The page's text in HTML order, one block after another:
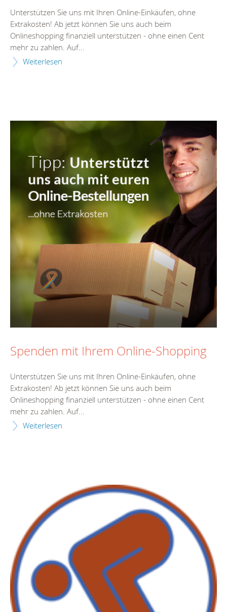
Unterstützen Sie uns mit Ihren Online-Einkäufen, ohne
Extrakosten! Ab jetzt können Sie uns auch beim
Onlineshopping finanziell unterstützen - ohne einen Cent
mehr zu zahlen. Auf...
Weiterlesen
Spenden mit Ihrem Online-Shopping
Unterstützen Sie uns mit Ihren Online-Einkäufen, ohne
Extrakosten! Ab jetzt können Sie uns auch beim
Onlineshopping finanziell unterstützen - ohne einen Cent
mehr zu zahlen. Auf...
Weiterlesen